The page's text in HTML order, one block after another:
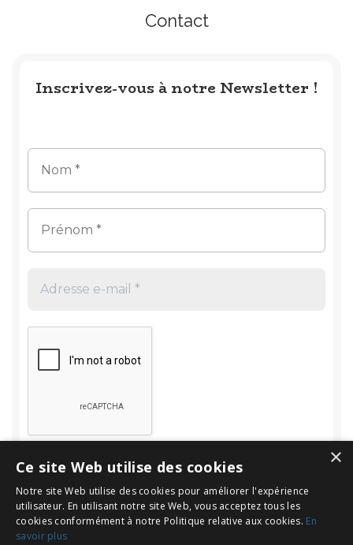
Contact
Inscrivez-vous à notre Newsletter !
×
Ce site Web utilise des cookies
Notre site Web utilise des cookies pour améliorer l'expérience
utilisateur. En utilisant notre site Web, vous acceptez tous les
cookies conformément à notre Politique relative aux cookies. En
savoir plus